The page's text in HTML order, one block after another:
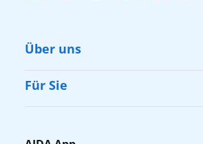
Über uns
Cruise & Help
Karriere
Für Sie
Gästefragebogen